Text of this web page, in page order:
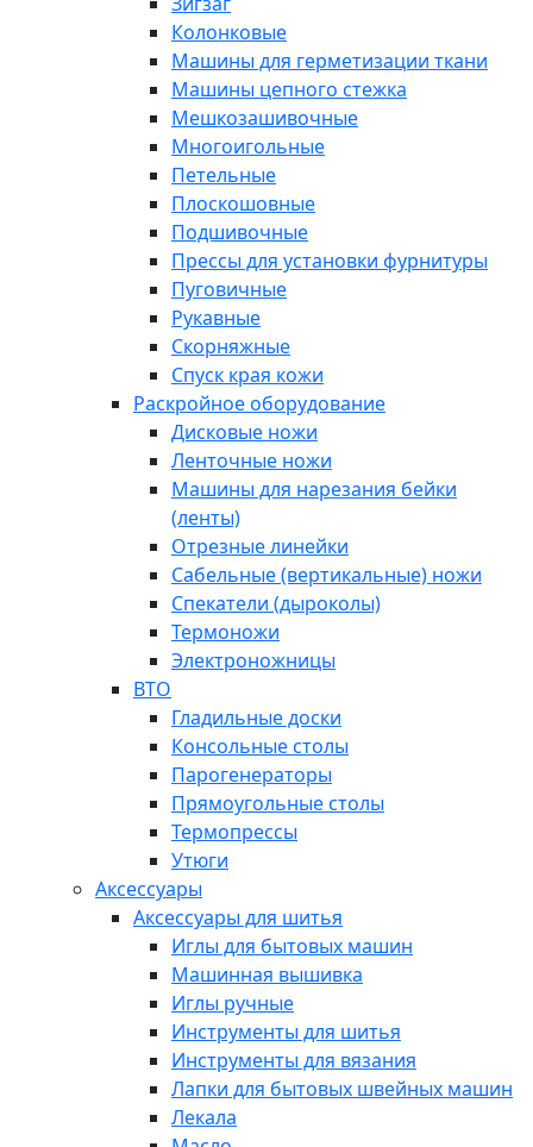
Колонковые
Машины для герметизации ткани
Машины цепного стежка
Мешкозашивочные
Многоигольные
Петельные
Плоскошовные
Подшивочные
Прессы для установки фурнитуры
Пуговичные
Рукавные
Скорняжные
Спуск края кожи
Раскройное оборудование
Дисковые ножи
Ленточные ножи
Машины для нарезания бейки
(ленты)
Отрезные линейки
Сабельные (вертикальные) ножи
Спекатели (дыроколы)
Термоножи
Электроножницы
ВТО
Гладильные доски
Консольные столы
Парогенераторы
Прямоугольные столы
Термопрессы
Утюги
Аксессуары
Аксессуары для шитья
Иглы для бытовых машин
Машинная вышивка
Иглы ручные
Инструменты для шитья
Инструменты для вязания
Лапки для бытовых швейных машин
Лекала